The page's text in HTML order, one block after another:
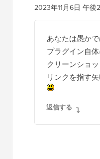
2023年11月6日 午後
あなたは愚か
プラグイン自
クリーンショ
リンクを指す
返信する